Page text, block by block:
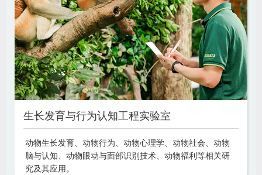
生长发育与行为认知工程实验室
动物生长发育、动物行为、动物心理学、动物社会、动物
脑与认知、动物眼动与面部识别技术、动物福利等相关研
究及其应用。